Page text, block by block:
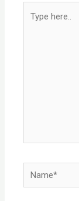
here..
Name*